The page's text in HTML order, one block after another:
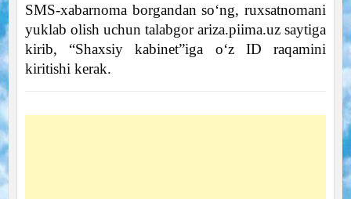
SMS-xabarnoma borgandan so‘ng, ruxsatnomani
yuklab olish uchun talabgor ariza.piima.uz saytiga
kirib, “Shaxsiy kabinet”iga o‘z ID raqamini
kiritishi kerak.